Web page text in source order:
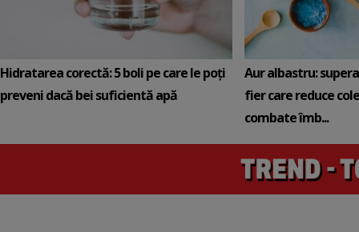
Hidratarea corectă: 5 boli pe care le poți
preveni dacă bei suficientă apă
Aur albastru:
fier care reduce
combate îmb...